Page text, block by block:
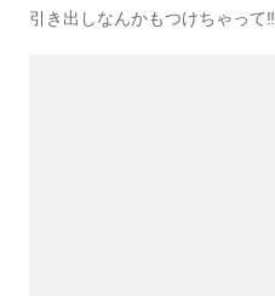
引き出しなんかもつけちゃって‼️